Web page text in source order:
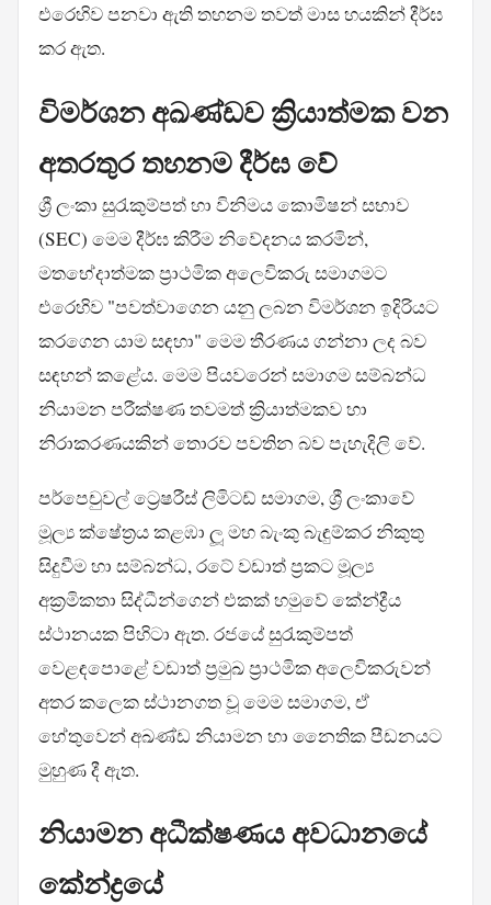
එරෙහිව පනවා ඇති තහනම තවත් මාස හයකින් දීර්ඝ
කර ඇත.
විමර්ශන අඛණ්ඩව ක්‍රියාත්මක වන
අතරතුර තහනම දීර්ඝ වේ
ශ්‍රී ලංකා සුරැකුම්පත් හා විනිමය කොමිෂන් සභාව
(SEC) මෙම දීර්ඝ කිරීම නිවේදනය කරමින්,
මතභේදාත්මක ප්‍රාථමික අලෙවිකරු සමාගමට
එරෙහිව "පවත්වාගෙන යනු ලබන විමර්ශන ඉදිරියට
කරගෙන යාම සඳහා" මෙම තීරණය ගන්නා ලද බව
සඳහන් කළේය. මෙම පියවරෙන් සමාගම සම්බන්ධ
නියාමන පරීක්ෂණ තවමත් ක්‍රියාත්මකව හා
නිරාකරණයකින් තොරව පවතින බව පැහැදිලි වේ.
පර්පෙචුවල් ට්‍රෙෂරීස් ලිමිටඩ් සමාගම, ශ්‍රී ලංකාවේ
මූල්‍ය ක්ෂේත්‍රය කළඹා ලූ මහ බැංකු බැඳුම්කර නිකුතු
සිදුවීම හා සම්බන්ධ, රටේ වඩාත් ප්‍රකට මූල්‍ය
අක්‍රමිකතා සිද්ධීන්ගෙන් එකක් හමුවේ කේන්ද්‍රීය
ස්ථානයක පිහිටා ඇත. රජයේ සුරැකුම්පත්
වෙළඳපොළේ වඩාත් ප්‍රමුඛ ප්‍රාථමික අලෙවිකරුවන්
අතර කලෙක ස්ථානගත වූ මෙම සමාගම, ඒ
හේතුවෙන් අඛණ්ඩ නියාමන හා නෛතික පීඩනයට
මුහුණ දී ඇත.
නියාමන අධීක්ෂණය අවධානයේ
කේන්ද්‍රයේ